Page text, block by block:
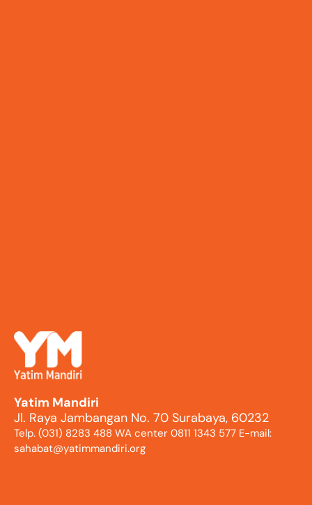
Yatim Mandiri
Jl. Raya Jambangan No. 70 Surabaya, 60232
Telp. (031) 8283 488 WA center 0811 1343 577 E-mail:
sahabat@yatimmandiri.org